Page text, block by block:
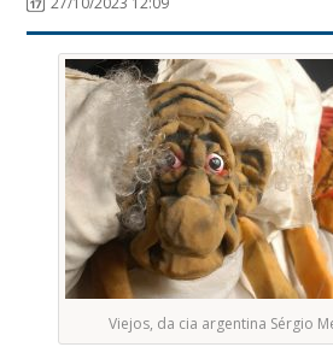
Viejos, da cia argentina Sérgio